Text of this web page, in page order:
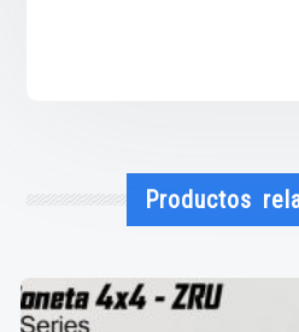
Productos